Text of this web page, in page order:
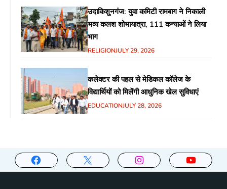
उदाकिशुनगंज: युवा कमिटी रामबाग ने निकाली
भव्य कलश शोभायात्रा, 111 कन्याओं ने लिया
भाग
RELIGIONJULY 29, 2026
कलेक्टर की पहल से मेडिकल कॉलेज के
विद्यार्थियों को मिलेंगी आधुनिक खेल सुविधाएं
EDUCATIONJULY 28, 2026